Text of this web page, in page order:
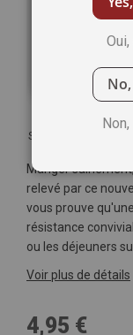
Soyez le premier à
Manger
relevé par ce
vous prouve
résistance
ou les déjeuners
Voir plus de détails
4,95 €